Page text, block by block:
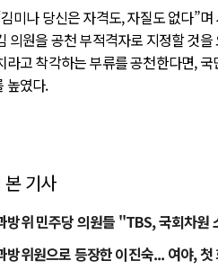
미나 당신은 자격도, 자질도 없다”
의원을 공천 부적격자로 지정할 것
라고 착각하는 부류를 공천한다면,
높였다.
본 기사
방위 민주당 의원들 "TBS, 국회차원
방위원으로 등장한 이진숙... 여야, 첫